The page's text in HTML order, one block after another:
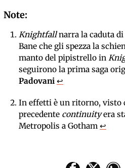
Knightfallnarra la caduta di
Bane che gli spezza la
manto del pipistrello in
seguirono la prima saga
Padovani ↩
In effetti è un ritorno, visto
precedente continuityera
Metropolis a Gotham ↩